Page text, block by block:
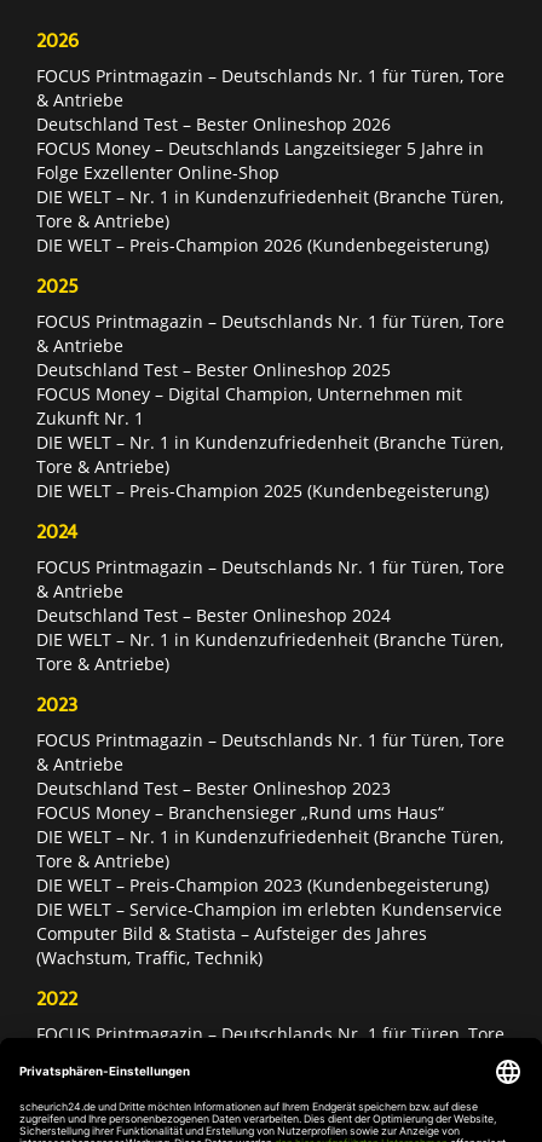
2026
FOCUS Printmagazin – Deutschlands Nr. 1 für Türen, Tore
& Antriebe
Deutschland Test – Bester Onlineshop 2026
FOCUS Money – Deutschlands Langzeitsieger 5 Jahre in
Folge Exzellenter Online-Shop
DIE WELT – Nr. 1 in Kundenzufriedenheit (Branche Türen,
Tore & Antriebe)
DIE WELT – Preis-Champion 2026 (Kundenbegeisterung)
2025
FOCUS Printmagazin – Deutschlands Nr. 1 für Türen, Tore
& Antriebe
Deutschland Test – Bester Onlineshop 2025
FOCUS Money – Digital Champion, Unternehmen mit
Zukunft Nr. 1
DIE WELT – Nr. 1 in Kundenzufriedenheit (Branche Türen,
Tore & Antriebe)
DIE WELT – Preis-Champion 2025 (Kundenbegeisterung)
2024
FOCUS Printmagazin – Deutschlands Nr. 1 für Türen, Tore
& Antriebe
Deutschland Test – Bester Onlineshop 2024
DIE WELT – Nr. 1 in Kundenzufriedenheit (Branche Türen,
Tore & Antriebe)
2023
FOCUS Printmagazin – Deutschlands Nr. 1 für Türen, Tore
& Antriebe
Deutschland Test – Bester Onlineshop 2023
FOCUS Money – Branchensieger „Rund ums Haus“
DIE WELT – Nr. 1 in Kundenzufriedenheit (Branche Türen,
Tore & Antriebe)
DIE WELT – Preis-Champion 2023 (Kundenbegeisterung)
DIE WELT – Service-Champion im erlebten Kundenservice
Computer Bild & Statista – Aufsteiger des Jahres
(Wachstum, Traffic, Technik)
2022
FOCUS Printmagazin – Deutschlands Nr. 1 für Türen, Tore
Deutschland Test – Bester Onlineshop 2022
FOCUS Money – Branchensieger „Rund ums Haus“
DIE WELT – Service-Champion im erlebten Kundenservice